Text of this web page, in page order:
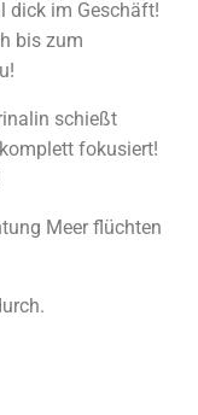
dick im Geschäft!
bis zum
schießt
fokusiert!
Meer flüchten